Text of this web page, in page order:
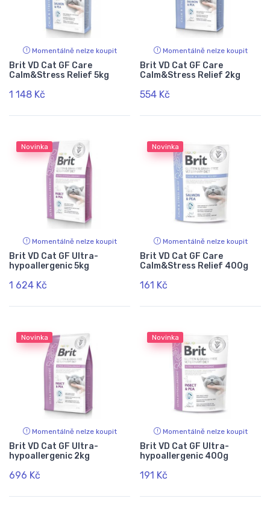
Momentálně nelze koupit
Brit VD Cat GF Care
Calm&Stress Relief 5kg
1 148 Kč
Momentálně nelze koupit
Brit VD Cat GF Care
Calm&Stress Relief 2kg
554 Kč
Novinka
Momentálně nelze koupit
Brit VD Cat GF Ultra-
hypoallergenic 5kg
1 624 Kč
Novinka
Momentálně nelze koupit
Brit VD Cat GF Care
Calm&Stress Relief 400g
161 Kč
Novinka
Momentálně nelze koupit
Brit VD Cat GF Ultra-
hypoallergenic 2kg
696 Kč
Novinka
Momentálně nelze koupit
Brit VD Cat GF Ultra-
hypoallergenic 400g
191 Kč